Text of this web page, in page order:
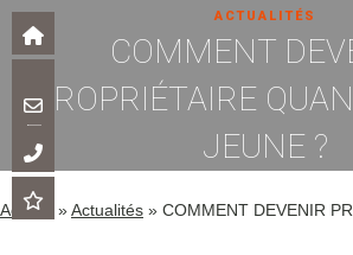
ACTUALITÉS
COMMENT
PROPRIÉTAIRE
JEUNE ?
Accueil »Actualités » COMMENT DEVENIR